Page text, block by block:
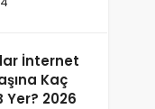
İnternet
Kaç
Yer? 2026